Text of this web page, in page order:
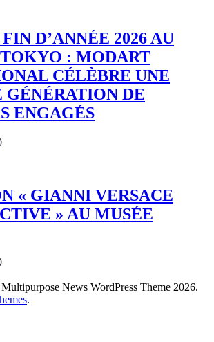
D’ANNÉE 2026 AU
: MODART
CÉLÈBRE UNE
DE
ENGAGÉS
« GIANNI VERSACE
» AU MUSÉE
News WordPress Theme 2026.
.